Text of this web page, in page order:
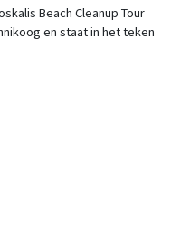
RUIM 2000
Beach Cleanup Tour
en staat in het teken